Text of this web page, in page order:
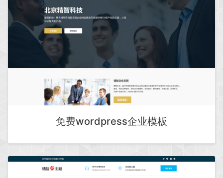
免费wordpress企业模板